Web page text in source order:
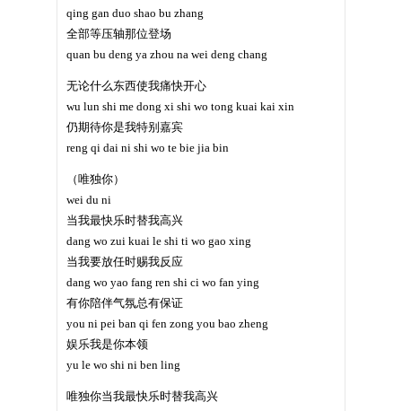
qing gan duo shao bu zhang
全部等压轴那位登场
quan bu deng ya zhou na wei deng chang
无论什么东西使我痛快开心
wu lun shi me dong xi shi wo tong kuai kai xin
仍期待你是我特别嘉宾
reng qi dai ni shi wo te bie jia bin
（唯独你）
wei du ni
当我最快乐时替我高兴
dang wo zui kuai le shi ti wo gao xing
当我要放任时赐我反应
dang wo yao fang ren shi ci wo fan ying
有你陪伴气氛总有保证
you ni pei ban qi fen zong you bao zheng
娱乐我是你本领
yu le wo shi ni ben ling
唯独你当我最快乐时替我高兴